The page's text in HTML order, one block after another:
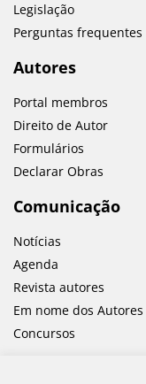
Legislação
Perguntas frequentes
Autores
Portal membros
Direito de Autor
Formulários
Declarar Obras
Comunicação
Notícias
Agenda
Revista autores
Em nome dos Autores
Concursos